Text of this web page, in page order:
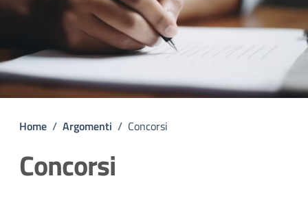
Home / Argomenti / Concorsi
Concorsi